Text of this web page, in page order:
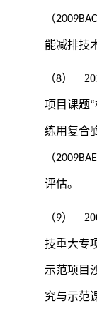
（
能减排技
（8）
项目课题
练用复合
（
评估。
（9）
技重大专
示范项目
究与示范